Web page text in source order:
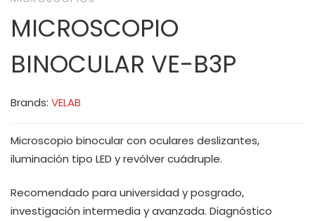
MICROSCOPIO
BINOCULAR VE-B3P
Brands: VELAB
Microscopio binocular con oculares deslizantes,
iluminación tipo LED y revólver cuádruple.
Recomendado para universidad y posgrado,
investigación intermedia y avanzada. Diagnóstico